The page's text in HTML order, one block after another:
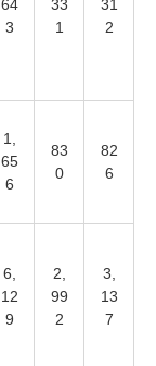
64
3
33
1
31
2
1,
65
6
83
0
82
6
6,
12
9
2,
99
2
3,
13
7